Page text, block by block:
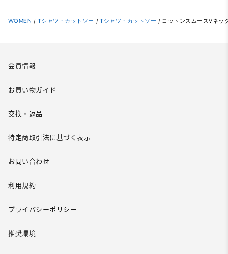
WOMEN / Tシャツ・カットソー / Tシャツ・カットソー / コットンスムースVネッ
会員情報
お買い物ガイド
交換・返品
特定商取引法に基づく表示
お問い合わせ
利用規約
プライバシーポリシー
推奨環境